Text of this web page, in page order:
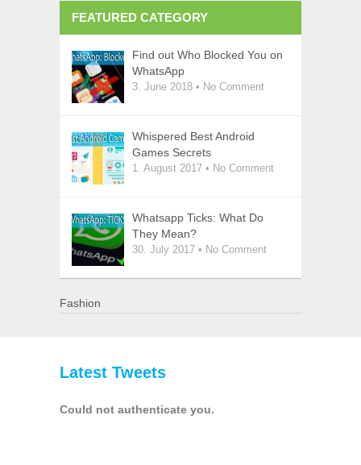
FEATURED CATEGORY
Find out Who Blocked You on
WhatsApp
3. June 2018• No Comment
Whispered Best Android
Games Secrets
1. August 2017• No Comment
Whatsapp Ticks: What Do
They Mean?
30. July 2017• No Comment
Fashion
Latest Tweets
Could not authenticate you.